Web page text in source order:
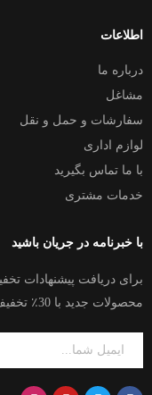
اطلاعات
درباره ما
مشاغل
سفارشات و حمل و نقل
لوازم اداری
با ما تماس بگیرید
خدمات مشتری
با خبرنامه در جریان باشید
برای دریافت پیشنهادات
محصولات جدید با 30٪ تخفیف عضویت ، در خبرنامه ما مشترک شوید.